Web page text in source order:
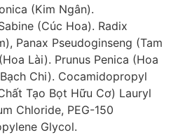
(Kim Ngân).
(Cúc Hoa). Radix
Panax Pseudoginseng (Tam
Lài). Prunus Penica (Hoa
Chi). Cocamidopropyl
Tạo Bọt Hữu Cơ) Lauryl
Chloride, PEG-150
Glycol.